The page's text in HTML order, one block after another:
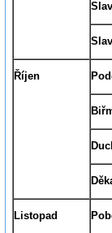
Říjen
Listopad